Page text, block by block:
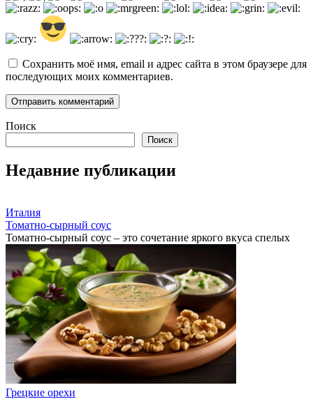
Сохранить моё имя, email и адрес сайта в этом браузере для
последующих моих комментариев.
Поиск
Поиск
Недавние публикации
Италия
Томатно-сырный соус
Томатно-сырный соус – это сочетание яркого вкуса спелых
Грецкие орехи